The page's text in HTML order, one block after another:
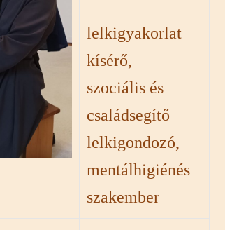
lelkigyakorlat
kísérő,
szociális és
családsegítő
lelkigondozó,
mentálhigiénés
szakember